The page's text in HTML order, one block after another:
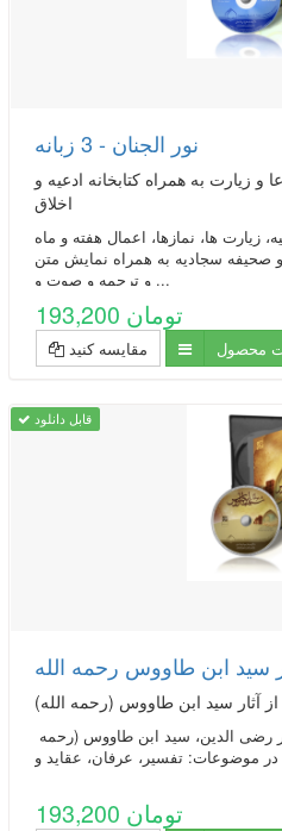
نور الجنان - 3 زبانه
و زیارت به همراه کتابخانه ادعیه و
اخلاق
ها، نمازها، اعمال هفته و ماه
و صحیفه سجادیه به همراه نمایش متن
و ترجمه و صوت و ...
193,200 تومان
مقایسه کنید محصول
قابل دانلود
سید ابن طاووس رحمه الله
193,200 تومان